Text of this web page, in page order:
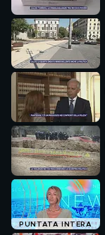
PUNTATA INTERA